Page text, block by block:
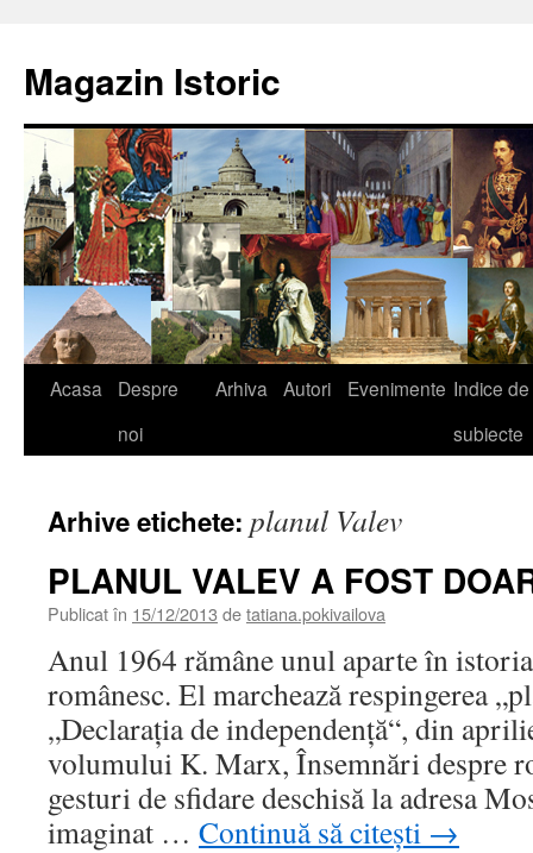
conținut
Magazin Istoric
Acasa
Despre
noi
Arhiva Autori Evenimente Indice de
subiecte
Arhive etichete: planul Valev
PLANUL VALEV A FOST
Publicat în 15/12/2013 detatiana.pokivailova
Anul 1964 rămâne unul aparte în
românesc. El marchează respingerea
„Declaraţia de independenţă“, din
volumului K. Marx, Însemnări despre
gesturi de sfidare deschisă la adresa
imaginat … Continuă să citești →